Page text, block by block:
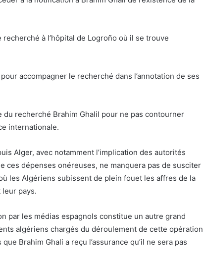
à l’hôpital de Logroño où il se trouve
accompagner le recherché dans l’annotation de ses
du recherché Brahim GhaliI pour ne pas contourner
internationale.
Alger, avec notamment l’implication des autorités
ces dépenses onéreuses, ne manquera pas de susciter
les Algériens subissent de plein fouet les affres de la
pays.
par les médias espagnols constitue un autre grand
algériens chargés du déroulement de cette opération
Brahim Ghali a reçu l’assurance qu’il ne sera pas